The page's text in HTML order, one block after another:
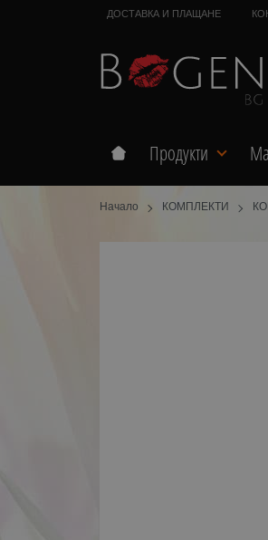
ДОСТАВКА И ПЛАЩАНЕ
Продукти
Начало КОМПЛЕКТИ